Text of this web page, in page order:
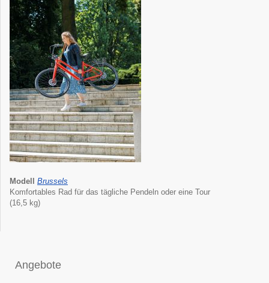
Modell Brussels
Komfortables Rad für das tägliche Pendeln oder eine Tour
(16,5 kg)
Angebote